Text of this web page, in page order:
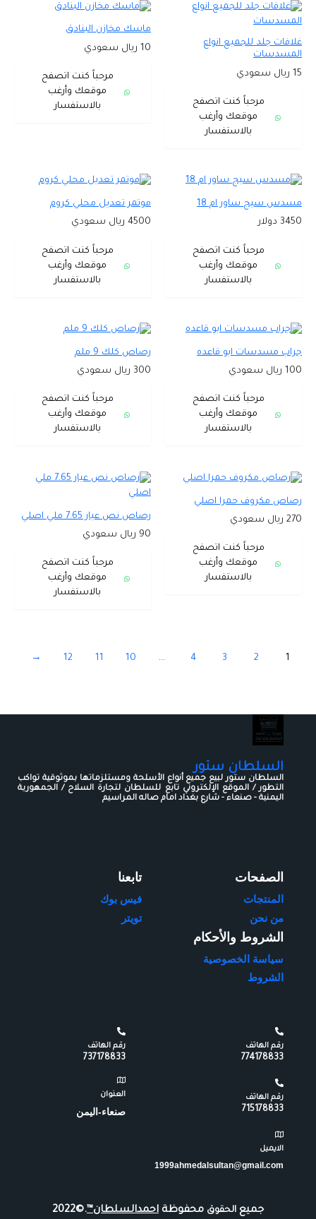
غلافات جلد للجميع انواع
المسدسات
15 ريال سعودي
مرحباً كنت اتصفح
موقعك وأرغب
بالاستفسار
ماسك مخازن البنادق
10 ريال سعودي
مرحباً كنت اتصفح
موقعك وأرغب
بالاستفسار
مسدس سيج ساور ام 18
3450 دولار
مرحباً كنت اتصفح
موقعك وأرغب
بالاستفسار
موتمر تعديل محلي كروم
4500 ريال سعودي
مرحباً كنت اتصفح
موقعك وأرغب
بالاستفسار
جراب مسدسات ابو قاعده
100 ريال سعودي
مرحباً كنت اتصفح
موقعك وأرغب
بالاستفسار
رصاص كلك 9 ملم
300 ريال سعودي
مرحباً كنت اتصفح
موقعك وأرغب
بالاستفسار
رصاص مكروف حمرا اصلي
270 ريال سعودي
مرحباً كنت اتصفح
موقعك وأرغب
بالاستفسار
رصاص نص عيار 7.65 ملي اصلي
90 ريال سعودي
مرحباً كنت اتصفح
موقعك وأرغب
بالاستفسار
1
2
3
4
…
10
11
12
←
السلطان ستور
السلطان ستور لبيع جميع أنواع الأسلحة ومستلزماتها بموثوقية تواكب
التطور / الموقع الإلكتروني تابع للسلطان لتجارة السلاح / الجمهورية
اليمنية - صنعاء - شارع بغداد امام صاله المراسيم
الصفحات
المنتجات
من نحن
تابعنا
فيس بوك
تويتر
الشروط والأحكام
سياسة الخصوصية
الشروط
رقم الهاتف
774178833
رقم الهاتف
737178833
رقم الهاتف
715178833
العنوان
صنعاء-اليمن
الايميل
1999ahmedalsultan@gmail.com
جميع الحقوق محفوظة احمدالسلطان™.©2022